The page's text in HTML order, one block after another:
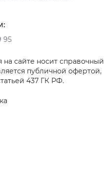
95
сайте носит справочный
публичной офертой,
437 ГК РФ.